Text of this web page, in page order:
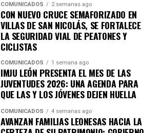
COMUNICADOS 2 semanas ago
CON NUEVO CRUCE SEMAFORIZADO EN
VILLAS DE SAN NICOLÁS, SE FORTALECE
LA SEGURIDAD VIAL DE PEATONES Y
CICLISTAS
COMUNICADOS 1 semana ago
IMJU LEÓN PRESENTA EL MES DE LAS
JUVENTUDES 2026: UNA AGENDA PARA
QUE LAS Y LOS JÓVENES DEJEN HUELLA
COMUNICADOS 4 semanas ago
AVANZAN FAMILIAS LEONESAS HACIA LA